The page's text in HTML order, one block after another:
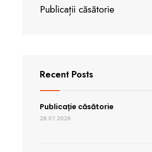
Publicații căsătorie
Recent Posts
Publicație căsătorie
28.07.2026